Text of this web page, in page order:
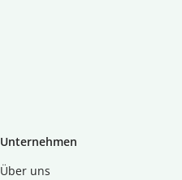
Unternehmen
Über uns